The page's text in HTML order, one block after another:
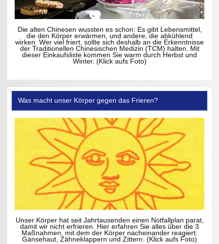
Die alten Chinesen wussten es schon: Es gibt Lebensmittel,
die den Körper erwärmen, und andere, die abkühlend
wirken. Wer viel friert, sollte sich deshalb an die Erkenntnisse
der Traditionellen Chinesischen Medizin (TCM) halten. Mit
dieser Einkaufsliste kommen Sie warm durch Herbst und
Winter. (Klick aufs Foto)
Was macht unser Körper gegen das Frieren?
Unser Körper hat seit Jahrtausenden einen Notfallplan parat,
damit wir nicht erfrieren. Hier erfahren Sie alles über die 3
Maßnahmen, mit dem der Körper nacheinander reagiert:
Gänsehaut, Zähneklappern und Zittern. (Klick aufs Foto)